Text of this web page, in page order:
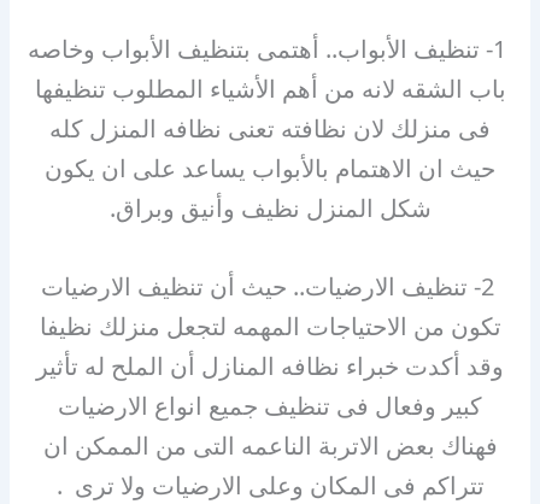
1- تنظيف الأبواب.. أهتمى بتنظيف الأبواب وخاصه
باب الشقه لانه من أهم الأشياء المطلوب تنظيفها
فى منزلك لان نظافته تعنى نظافه المنزل كله
حيث ان الاهتمام بالأبواب يساعد على ان يكون
شكل المنزل نظيف وأنيق وبراق.
2- تنظيف الارضيات.. حيث أن تنظيف الارضيات
تكون من الاحتياجات المهمه لتجعل منزلك نظيفا
وقد أكدت خبراء نظافه المنازل أن الملح له تأثير
كبير وفعال فى تنظيف جميع انواع الارضيات
فهناك بعض الاتربة الناعمه التى من الممكن ان
تتراكم فى المكان وعلى الارضيات ولا ترى .